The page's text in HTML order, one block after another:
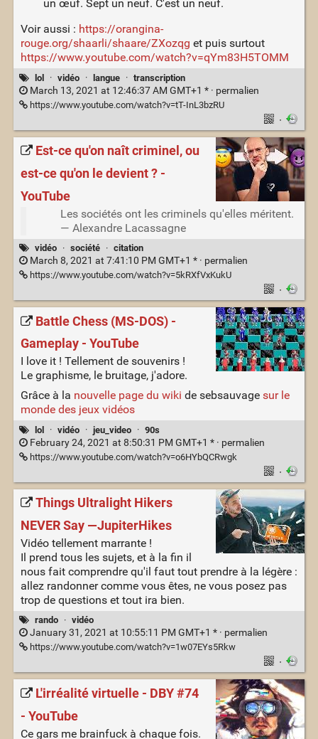
un œuf. Sept un neuf. C'est un neuf.
Voir aussi : https://orangina-
rouge.org/shaarli/shaare/ZXozqg et puis surtout
https://www.youtube.com/watch?v=qYm83H5TOMM
lol · vidéo · langue · transcription
March 13, 2021 at 12:46:37 AM GMT+1 * · permalien
https://www.youtube.com/watch?v=tT-InL3bzRU
·
Est-ce qu'on naît criminel, ou
est-ce qu'on le devient ? -
YouTube
Les sociétés ont les criminels qu'elles méritent.
— Alexandre Lacassagne
vidéo · société · citation
March 8, 2021 at 7:41:10 PM GMT+1 * · permalien
https://www.youtube.com/watch?v=5kRXfVxKukU
·
Battle Chess (MS-DOS) -
Gameplay - YouTube
I love it ! Tellement de souvenirs !
Le graphisme, le bruitage, j'adore.
Grâce à la nouvelle page du wiki de sebsauvage sur le
monde des jeux vidéos
lol · vidéo · jeu_video · 90s
February 24, 2021 at 8:50:31 PM GMT+1 * · permalien
https://www.youtube.com/watch?v=o6HYbQCRwgk
·
Things Ultralight Hikers
NEVER Say —JupiterHikes
Vidéo tellement marrante !
Il prend tous les sujets, et à la fin il
nous fait comprendre qu'il faut tout prendre à la légère :
allez randonner comme vous êtes, ne vous posez pas
trop de questions et tout ira bien.
rando · vidéo
January 31, 2021 at 10:55:11 PM GMT+1 * · permalien
https://www.youtube.com/watch?v=1w07EYs5Rkw
·
L'irréalité virtuelle - DBY #74
- YouTube
Ce gars me brainfuck à chaque fois.